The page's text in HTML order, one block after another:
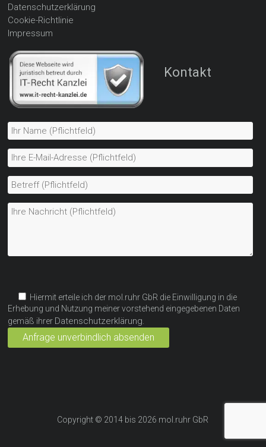
Datenschutzerklärung
Cookie-Richtlinie
Impressum
Kontakt
Hiermit erteile ich der mol.ruhr GbR die Einwilligung in die
Erhebung und Nutzung meiner vorstehend eingegebenen Daten
gemäß ihrer Datenschutzerklärung.
Copyright © 2014 bis 2026 mol.ruhr GbR